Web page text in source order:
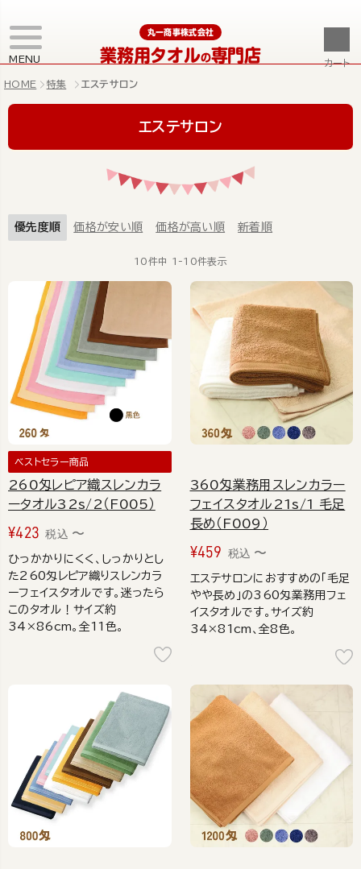
MENU
丸一商事株式会社
業務用タオルの専門店 カート
HOME 特集 エステサロン
エステサロン
優先度順 価格が安い順 価格が高い順 新着順
10件中 1 -10件表示
ベストセラー商品
260匁レピア織スレンカラ
ータオル32s/2（F005）
¥423 税込 〜
ひっかかりにくく、しっかりとし
た260匁レピア織りスレンカラ
ーフェイスタオルです。迷ったら
このタオル！サイズ約
34×86cm。全11色。
360匁業務用スレンカラー
フェイスタオル21s/1 毛足
長め（F009）
¥459 税込 〜
エステサロンにおすすめの「毛足
やや長め」の360匁業務用フェ
イスタオルです。サイズ約
34×81cm、全8色。